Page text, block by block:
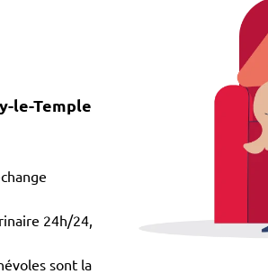
le-Temple
24h/24,
sont la